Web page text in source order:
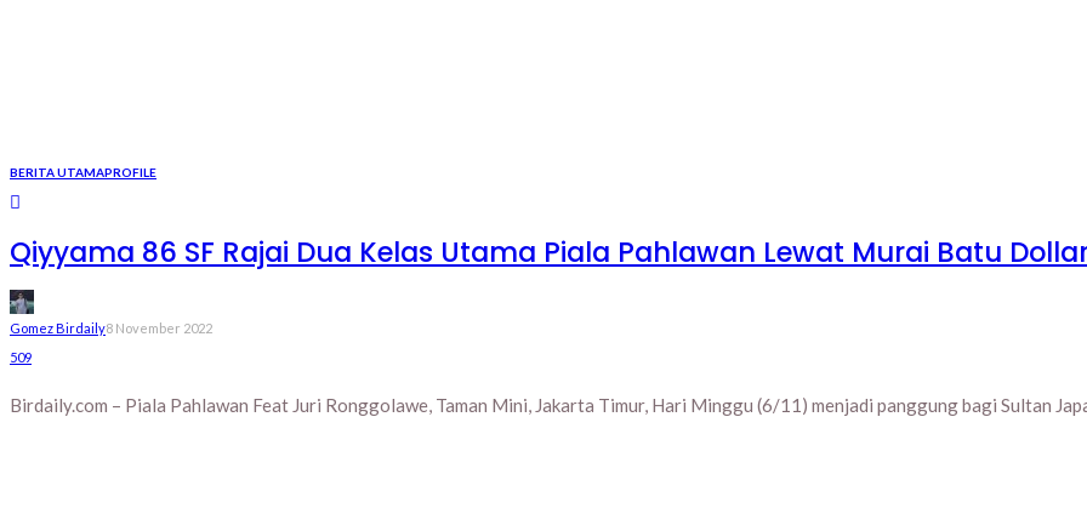
BERITA UTAMAPROFILE
Qiyyama 86 SF Rajai Dua Kelas Utama Piala Pahlawan Lewat Murai Batu
Gomez Birdaily8 November 2022
509
Birdaily.com – Piala Pahlawan Feat Juri Ronggolawe, Taman Mini, Jakarta Timur, Hari Minggu (6/11) menjadi panggung bagi Sultan